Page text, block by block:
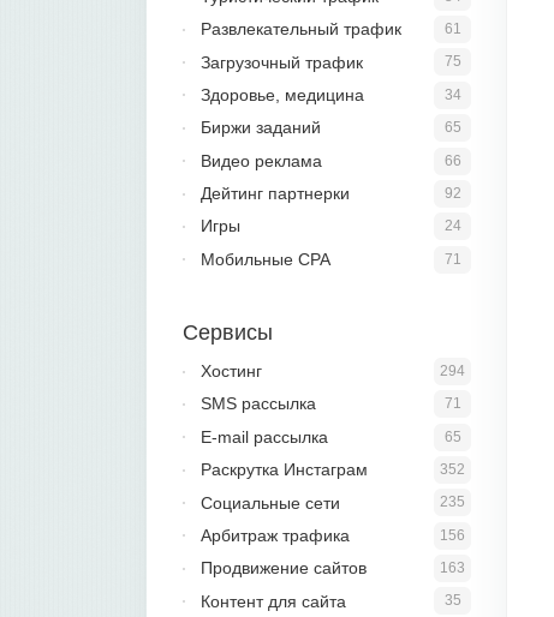
61
Развлекательный трафик
75
Загрузочный трафик
34
Здоровье, медицина
65
Биржи заданий
66
Видео реклама
92
Дейтинг партнерки
24
Игры
71
Мобильные CPA
Сервисы
294
Хостинг
71
SMS рассылка
65
E-mail рассылка
352
Раскрутка Инстаграм
235
Социальные сети
156
Арбитраж трафика
163
Продвижение сайтов
35
Контент для сайта